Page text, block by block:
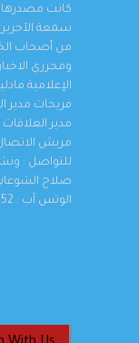
كانت مصدرها
سمعة
من أصحاب
ومحرري
الإعلامية
فريحات مدير
مدير العلاقات
للتواصل :
الوتس آب : 00962775564852